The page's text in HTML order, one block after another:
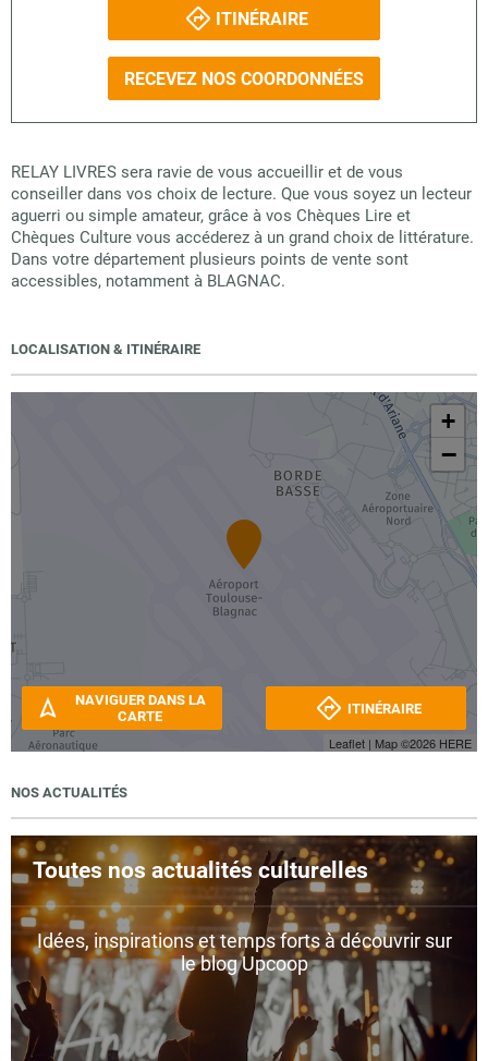
ITINÉRAIRE
RECEVEZ NOS COORDONNÉES
RELAY LIVRES sera ravie de vous accueillir et de vous
conseiller dans vos choix de lecture. Que vous soyez un lecteur
aguerri ou simple amateur, grâce à vos Chèques Lire et
Chèques Culture vous accéderez à un grand choix de littérature.
Dans votre département plusieurs points de vente sont
accessibles, notamment à BLAGNAC.
LOCALISATION & ITINÉRAIRE
+
−
Leaflet | Map ©2026 HERE
NAVIGUER DANS LA
CARTE
ITINÉRAIRE
NOS ACTUALITÉS
Toutes nos actualités culturelles
Idées, inspirations et temps forts à découvrir sur
le blog Upcoop